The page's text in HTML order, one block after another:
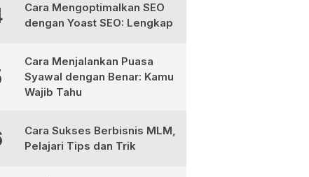
Cara Mengoptimalkan SEO
dengan Yoast SEO: Lengkap
Cara Menjalankan Puasa
Syawal dengan Benar: Kamu
Wajib Tahu
Cara Sukses Berbisnis MLM,
Pelajari Tips dan Trik